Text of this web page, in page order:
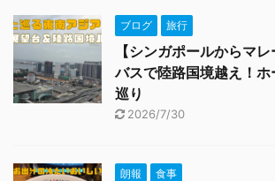
ブログ 旅行
【シンガポールからマ
バスで陸路国境越え！ホ
巡り
2026/7/30
朗報 食事